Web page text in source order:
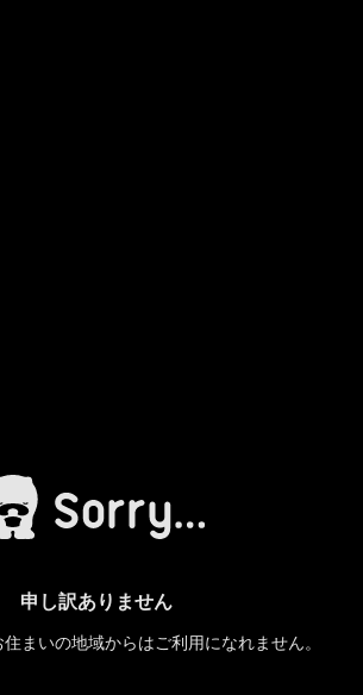
申し訳ありません
まいの地域からはご利用になれません。